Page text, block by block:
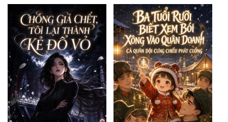
Nữ Cường
Nữ Phụ
Phong Thủy - Tâm Linh
Phương Tây
Phản Phái
Quan Trường